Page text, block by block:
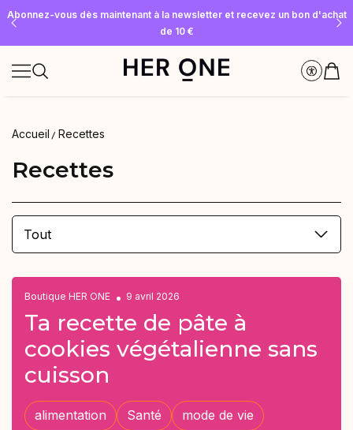
Offre « SLEEP WELL » gratuite à partir de 69 € d'achat minimum – dans la
limite des stocks disponibles !
Abonnez-vous dès maintenant à la newsletter et recevez un bon d'achat
de 10 €
Accueil Recettes
Recettes
Tout
Boutique HER ONE 9 avril 2026
Ta recette de pâte à
cookies végétalienne sans
cuisson
alimentation Santé mode de vie